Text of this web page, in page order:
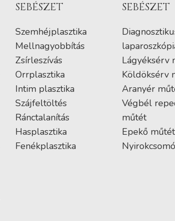
SEBÉSZET
Szemhéjplasztika
Mellnagyobbítás
Zsírleszívás
Orrplasztika
Intim plasztika
Szájfeltöltés
Ránctalanítás
Hasplasztika
Fenékplasztika
SEBÉSZET
Lágyéksérv
Köldöksérv
Aranyér
Végbél
műtét
Epekő műtét